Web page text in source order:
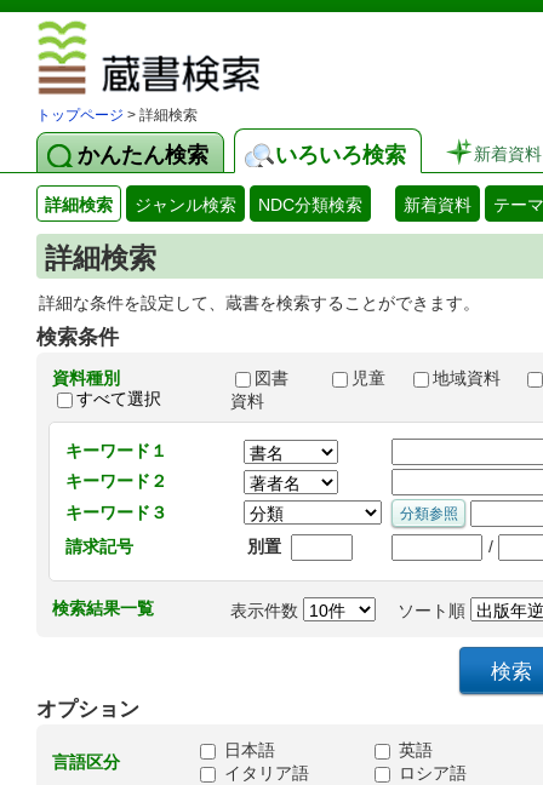
トップページ > 詳細検索
かんたん検索 いろいろ検索 新着資料
詳細検索 ジャンル検索 NDC分類検索 新着資料 テー
詳細検索
詳細な条件を設定して、蔵書を検索することができます。
検索条件
資料種別
すべて選択
図書 児童
地域資料
資料
キーワード１
キーワード２
キーワード３
請求記号
別置 /
検索結果一覧 表示件数 ソート順
オプション
言語区分
日本語
英語
イタリア語
ロシア語